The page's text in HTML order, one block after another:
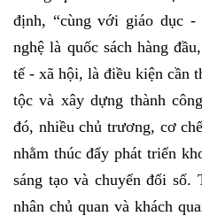
định, “cùng với giáo dục -
nghệ là quốc sách hàng
tế - xã hội, là điều kiện cần
tộc và xây dựng thành
đó, nhiều chủ trương, cơ
nhằm thúc đẩy phát triển
sáng tạo và chuyển đổi số.
nhân chủ quan và khách